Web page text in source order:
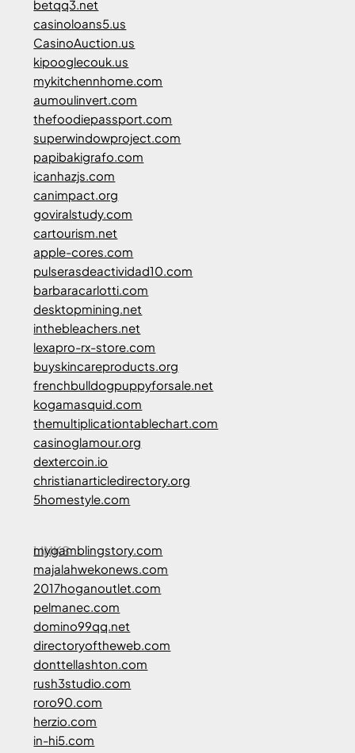
betqq3.net
casinoloans5.us
CasinoAuction.us
kipooglecouk.us
mykitchennhome.com
aumoulinvert.com
thefoodiepassport.com
superwindowproject.com
papibakigrafo.com
icanhazjs.com
canimpact.org
goviralstudy.com
cartourism.net
apple-cores.com
pulserasdeactividad10.com
barbaracarlotti.com
desktopmining.net
inthebleachers.net
lexapro-rx-store.com
buyskincareproducts.org
frenchbulldogpuppyforsale.net
kogamasquid.com
themultiplicationtablechart.com
casinoglamour.org
dextercoin.io
christianarticledirectory.org
5homestyle.com
LINKS
mygamblingstory.com
majalahwekonews.com
2017hoganoutlet.com
pelmanec.com
domino99qq.net
directoryoftheweb.com
donttellashton.com
rush3studio.com
roro90.com
herzio.com
in-hi5.com